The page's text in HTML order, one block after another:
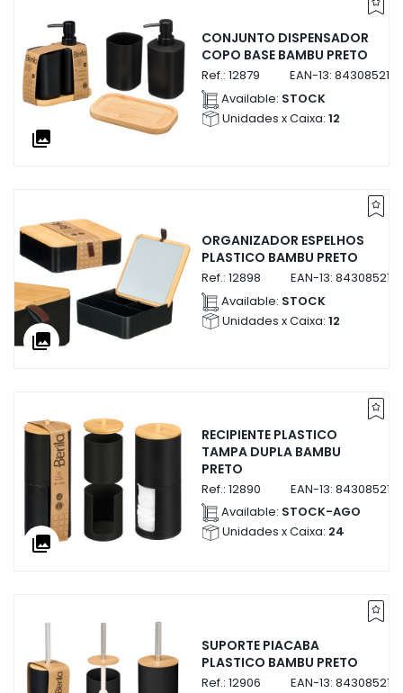
collections
CONJUNTO DISPENSADOR
COPO BASE BAMBU PRETO
Ref.: 12879 EAN-13:
Available: STOCK
Unidades x Caixa: 12
collections
ORGANIZADOR ESPELHOS
PLASTICO BAMBU PRETO
Ref.: 12898 EAN-13:
Available: STOCK
Unidades x Caixa: 12
collections
RECIPIENTE PLASTICO
TAMPA DUPLA BAMBU
PRETO
Ref.: 12890 EAN-13:
Available: STOCK-AGO
Unidades x Caixa: 24
SUPORTE PIACABA
PLASTICO BAMBU PRETO
Ref.: 12906 EAN-13: